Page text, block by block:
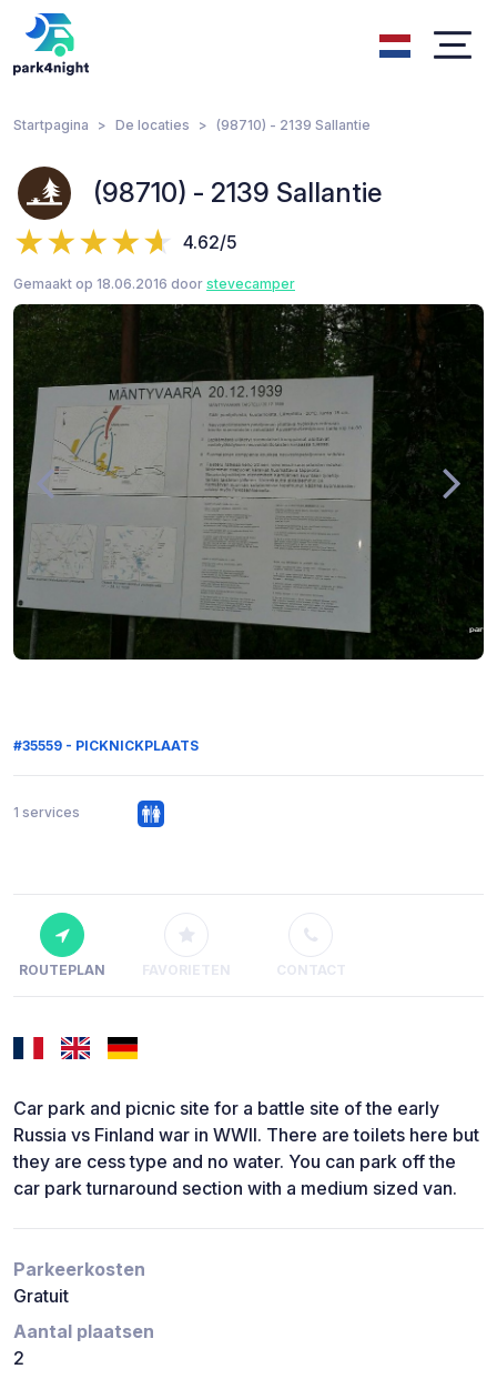
Startpagina De locaties (98710) - 2139 Sallantie
(98710) - 2139 Sallantie
4.62/5
Gemaakt op 18.06.2016 door stevecamper
#35559 - PICKNICKPLAATS
1 services
ROUTEPLAN FAVORIETEN CONTACT
Car park and picnic site for a battle site of the early
Russia vs Finland war in WWII. There are toilets here but
they are cess type and no water. You can park off the
car park turnaround section with a medium sized van.
Parkeerkosten
Gratuit
Aantal plaatsen
2